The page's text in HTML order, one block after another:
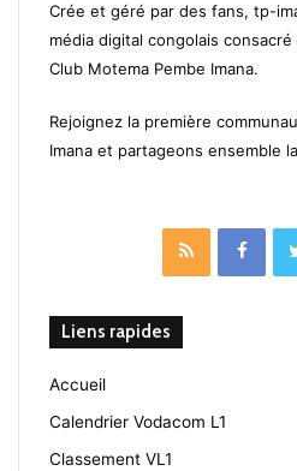
Crée et géré par des fans, tp-
média digital congolais consacré
Club Motema Pembe Imana.
Rejoignez la première
Imana et partageons ensemble
RSS
Liens rapides
Accueil
Calendrier Vodacom L1
Classement VL1